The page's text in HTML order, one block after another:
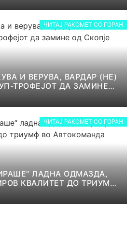
ЧИТАЈ РАКОМЕТ СО ГОРАН
И ВЕРУВА, ВАРДАР (НЕ)
ТРОФЕЈОТ ДА ЗАМИНЕ
ЧИТАЈ РАКОМЕТ СО ГОРАН
ЛАДНА ОДМАЗДА,
КВАЛИТЕТ ДО ТРИУМФ